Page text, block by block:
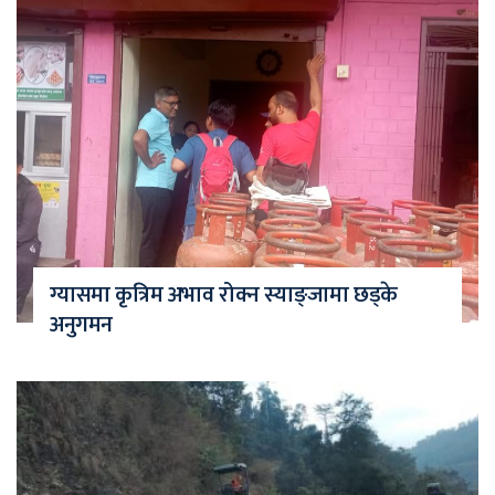
ग्यासमा कृत्रिम अभाव रोक्न स्याङ्जामा छड्के
अनुगमन